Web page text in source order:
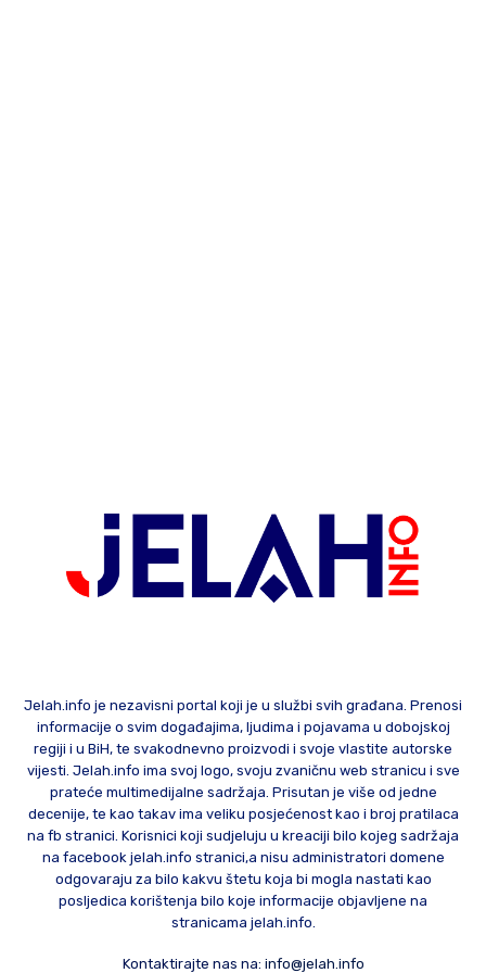
Jelah.info je nezavisni portal koji je u službi svih građana. Prenosi
informacije o svim događajima, ljudima i pojavama u dobojskoj
regiji i u BiH, te svakodnevno proizvodi i svoje vlastite autorske
vijesti. Jelah.info ima svoj logo, svoju zvaničnu web stranicu i sve
prateće multimedijalne sadržaja. Prisutan je više od jedne
decenije, te kao takav ima veliku posjećenost kao i broj pratilaca
na fb stranici. Korisnici koji sudjeluju u kreaciji bilo kojeg sadržaja
na facebook jelah.info stranici,a nisu administratori domene
odgovaraju za bilo kakvu štetu koja bi mogla nastati kao
posljedica korištenja bilo koje informacije objavljene na
stranicama jelah.info.
Kontaktirajte nas na: info@jelah.info